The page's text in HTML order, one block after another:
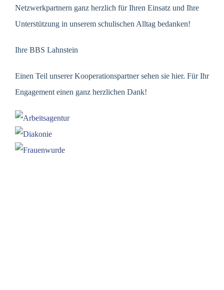
Netzwerkpartnern ganz herzlich für Ihren Einsatz und Ihre
Unterstützung in unserem schulischen Alltag bedanken!
Ihre BBS Lahnstein
Einen Teil unserer Kooperationspartner sehen sie hier. Für Ihr
Engagement einen ganz herzlichen Dank!